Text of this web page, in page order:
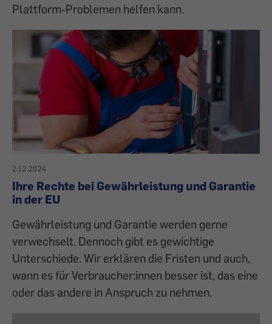
Plattform-Problemen helfen kann.
2.12.2024
Ihre Rechte bei Gewährleistung und Garantie
in der EU
Gewährleistung und Garantie werden gerne
verwechselt. Dennoch gibt es gewichtige
Unterschiede. Wir erklären die Fristen und auch,
wann es für Verbraucher:innen besser ist, das eine
oder das andere in Anspruch zu nehmen.